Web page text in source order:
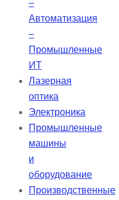
–
Автоматизация
–
Промышленные
ИТ
Лазерная
оптика
Электроника
Промышленные
машины
и
оборудование
Производственные